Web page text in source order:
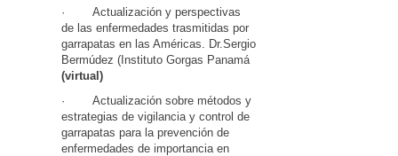
· Actualización y perspectivas
de las enfermedades trasmitidas por
garrapatas en las Américas. Dr.Sergio
Bermúdez (Instituto Gorgas Panamá
(virtual)
· Actualización sobre métodos y
estrategias de vigilancia y control de
garrapatas para la prevención de
enfermedades de importancia en